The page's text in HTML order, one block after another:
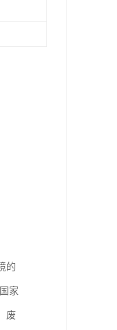
的
家
废